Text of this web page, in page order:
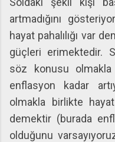
artmadığını
hayat pahalılığı var
güçleri erimektedir.
söz konusu
enflasyon kadar
olmakla birlikte
demektir (burada
olduğunu